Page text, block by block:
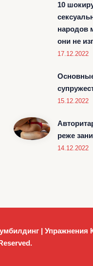
10
народов
они не
17.12.2022
15.12.2022
реже
14.12.2022
| Упражнения